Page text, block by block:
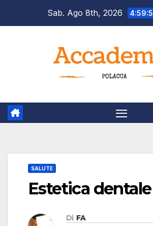
Sab. Ago 8th, 2026
SALUTE
Estetica dentale
Di FA